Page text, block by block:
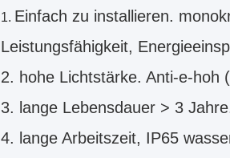
1. Einfach zu installieren.
Leistungsfähigkeit,
2. hohe Lichtstärke. Anti-e-hoh
3. lange Lebensdauer > 3
4. lange Arbeitszeit, IP65